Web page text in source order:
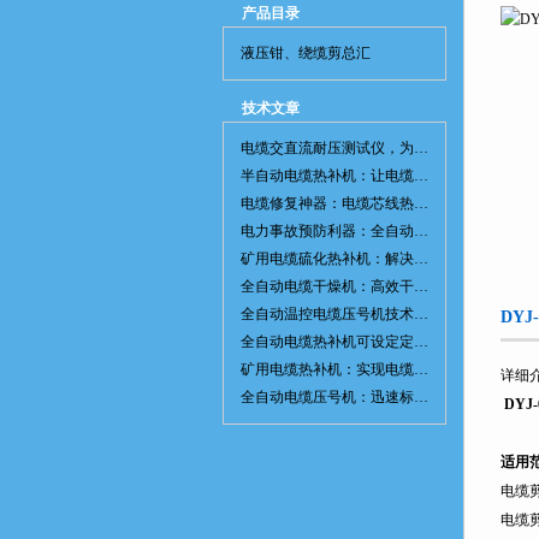
产品目录
液压钳、绕缆剪总汇
技术文章
电缆交直流耐压测试仪，为电网安全保驾护航
半自动电缆热补机：让电缆修复更简单、更高效！
电缆修复神器：电缆芯线热补机如何保障电网安全？
电力事故预防利器：全自动控温电缆热补机
矿用电缆硫化热补机：解决矿山电缆故障的新选择
全自动电缆干燥机：高效干燥，电缆质量
全自动温控电缆压号机技术革新：数字化标识的新趋势
全自动电缆热补机可设定定时功能，实现自动化热补
矿用电缆热补机：实现电缆故障修复的高效装置
全自动电缆压号机：迅速标识电缆的利器
详细
适用
电缆
电缆